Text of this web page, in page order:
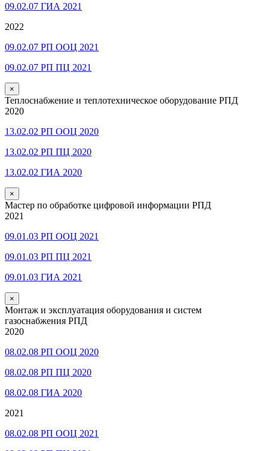
09.02.07 ГИА 2021
2022
09.02.07 РП ООЦ 2021
09.02.07 РП ПЦ 2021
×
Теплоснабжение и теплотехническое оборудование РПД
2020
13.02.02 РП ООЦ 2020
13.02.02 РП ПЦ 2020
13.02.02 ГИА 2020
×
Мастер по обработке цифровой информации РПД
2021
09.01.03 РП ООЦ 2021
09.01.03 РП ПЦ 2021
09.01.03 ГИА 2021
×
Монтаж и эксплуатация оборудования и систем
газоснабжения РПД
2020
08.02.08 РП ООЦ 2020
08.02.08 РП ПЦ 2020
08.02.08 ГИА 2020
2021
08.02.08 РП ООЦ 2021